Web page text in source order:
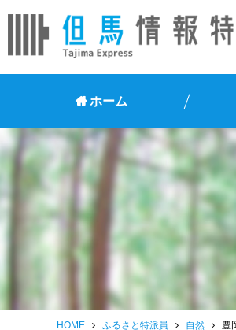
ホーム
HOME ふるさと特派員 自然 豊